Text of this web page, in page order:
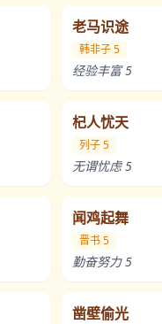
老马识途
韩非子 5
经验丰富 5
杞人忧天
列子 5
无谓忧虑 5
闻鸡起舞
晋书 5
勤奋努力 5
凿壁偷光